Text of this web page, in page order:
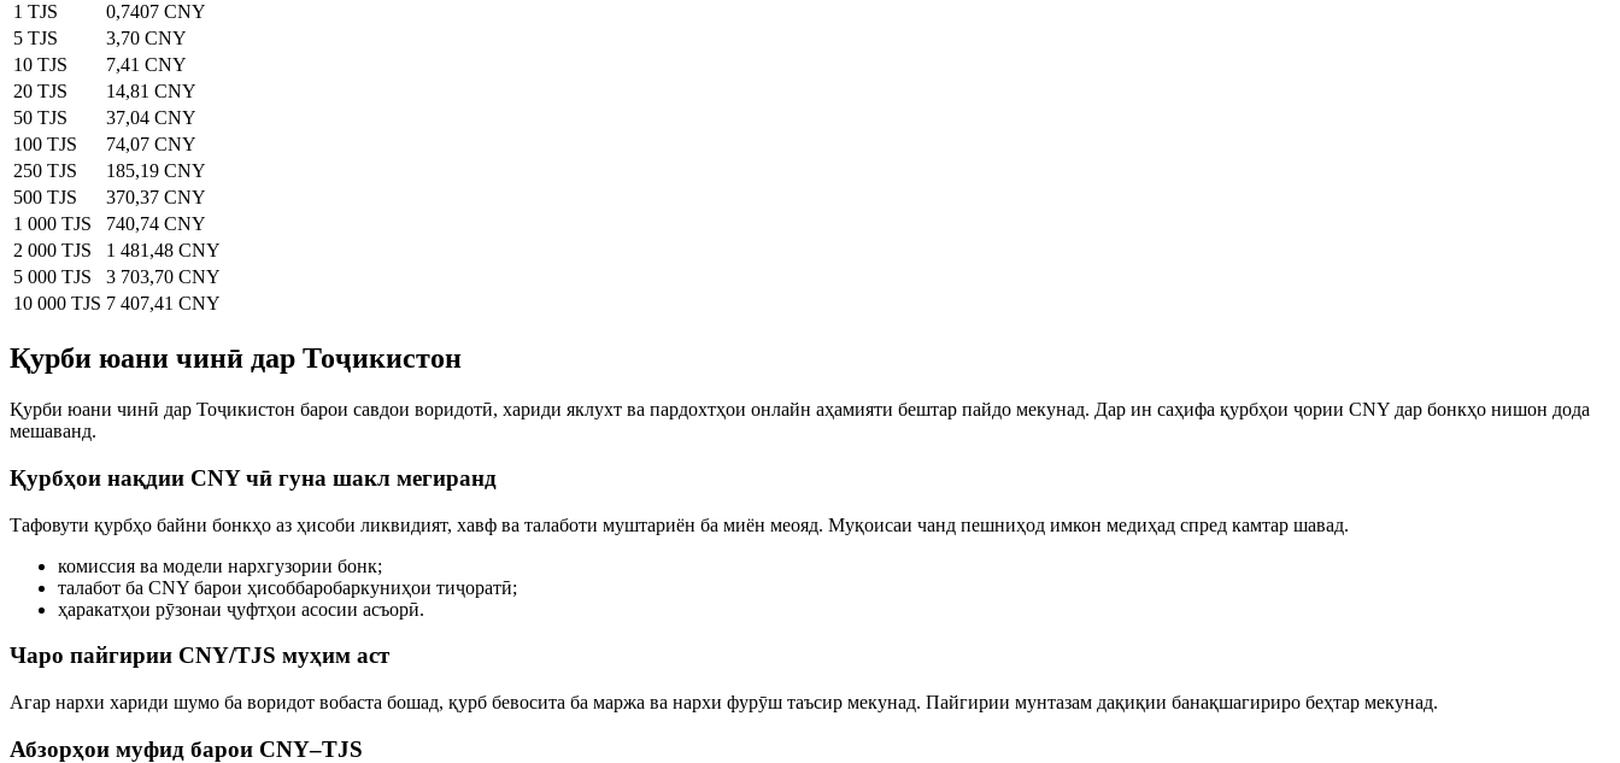
1 TJS
0,7407 CNY
5 TJS
3,70 CNY
10 TJS
7,41 CNY
20 TJS
14,81 CNY
50 TJS
37,04 CNY
100 TJS
74,07 CNY
250 TJS
185,19 CNY
500 TJS
370,37 CNY
1 000 TJS
740,74 CNY
2 000 TJS
1 481,48 CNY
5 000 TJS
3 703,70 CNY
10 000 TJS 7 407,41 CNY
Қурби юани чинӣ дар Тоҷикистон
Қурби юани чинӣ дар Тоҷикистон барои савдои воридотӣ, хариди яклухт ва пардохтҳои онлайн аҳамияти бештар пайдо мекунад. Дар ин саҳифа қурбҳои ҷории CNY дар бонкҳо нишон дода
мешаванд.
Қурбҳои нақдии CNY чӣ гуна шакл мегиранд
Тафовути қурбҳо байни бонкҳо аз ҳисоби ликвидият, хавф ва талаботи муштариён ба миён меояд. Муқоисаи чанд пешниҳод имкон медиҳад спред камтар шавад.
комиссия ва модели нархгузории бонк;
талабот ба CNY барои ҳисоббаробаркуниҳои тиҷоратӣ;
ҳаракатҳои рӯзонаи ҷуфтҳои асосии асъорӣ.
Чаро пайгирии CNY/TJS муҳим аст
Агар нархи хариди шумо ба воридот вобаста бошад, қурб бевосита ба маржа ва нархи фурӯш таъсир мекунад. Пайгирии мунтазам дақиқии банақшагириро беҳтар мекунад.
Абзорҳои муфид барои CNY–TJS